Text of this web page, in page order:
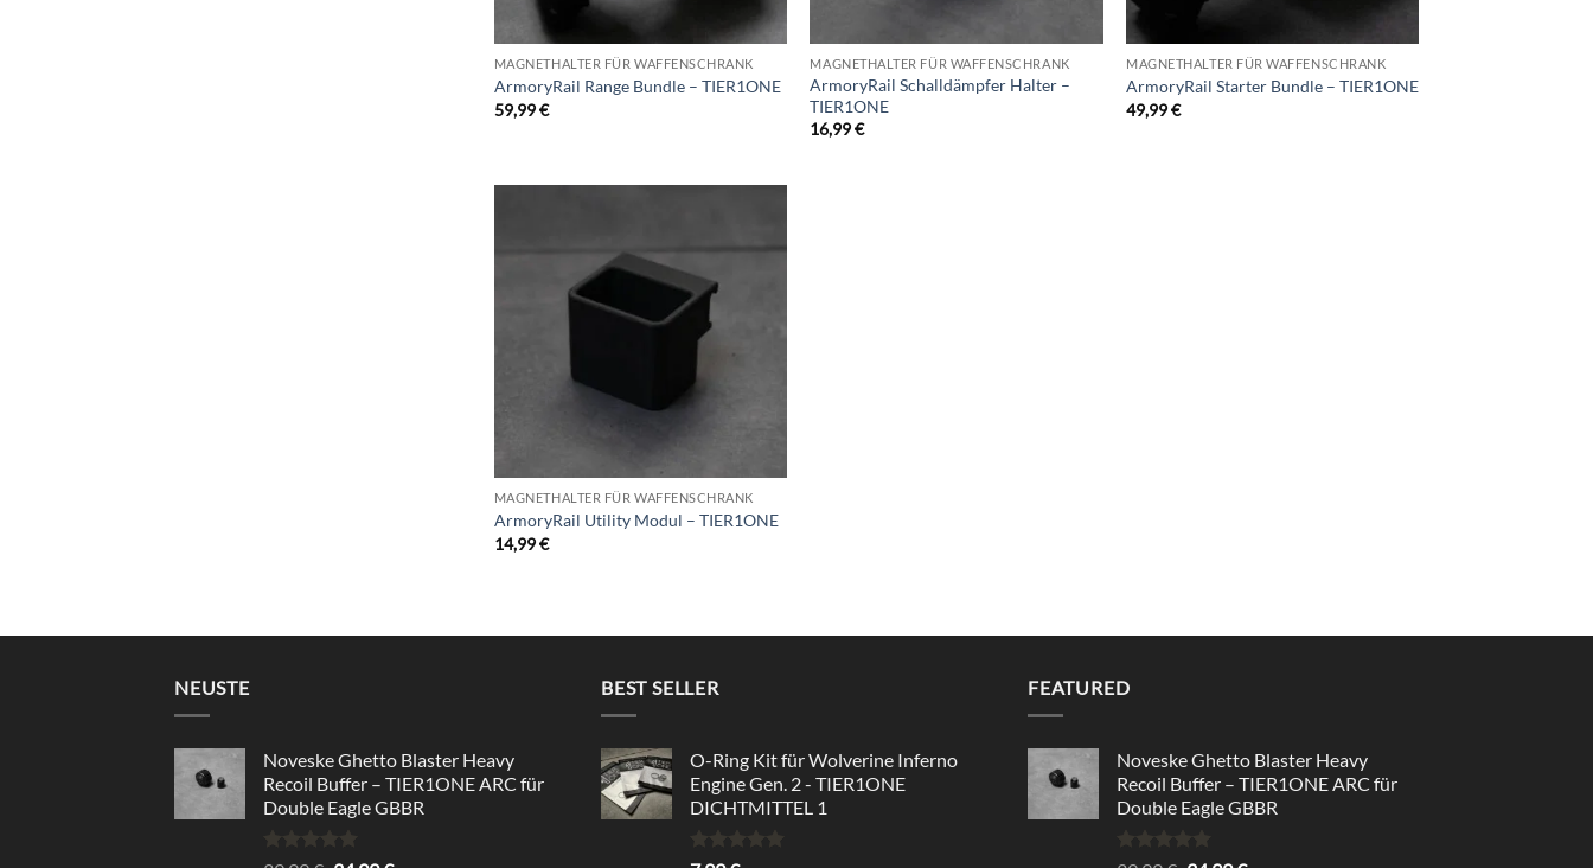
MAGNETHALTER FÜR WAFFENSCHRANK
ArmoryRail Range Bundle – TIER1ONE
59,99€
MAGNETHALTER FÜR WAFFENSCHRANK
ArmoryRail Schalldämpfer Halter –
TIER1ONE
16,99€
MAGNETHALTER FÜR WAFFENSCHRANK
ArmoryRail Starter Bundle – TIER1ONE
49,99€
MAGNETHALTER FÜR WAFFENSCHRANK
ArmoryRail Utility Modul – TIER1ONE
14,99€
NEUSTE
Noveske Ghetto Blaster Heavy
Recoil Buffer – TIER1ONE ARC für
Double Eagle GBBR
BEST SELLER
O-Ring Kit für Wolverine Inferno
Engine Gen. 2 - TIER1ONE
DICHTMITTEL 1
FEATURED
Noveske Ghetto Blaster Heavy
Recoil Buffer – TIER1ONE ARC für
Double Eagle GBBR